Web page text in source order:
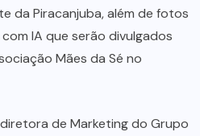
da Piracanjuba, além de fotos
IA que serão divulgados
Mães da Sé no
de Marketing do Grupo